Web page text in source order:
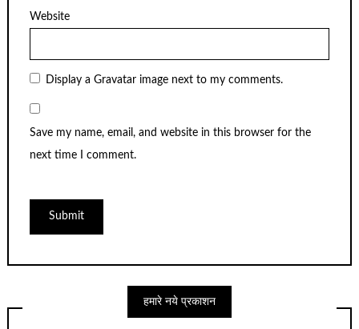
Website
Display aGravatar image next to my comments.
Save my name, email, and website in this browser for the
next time I comment.
हमारे नये प्रकाशन